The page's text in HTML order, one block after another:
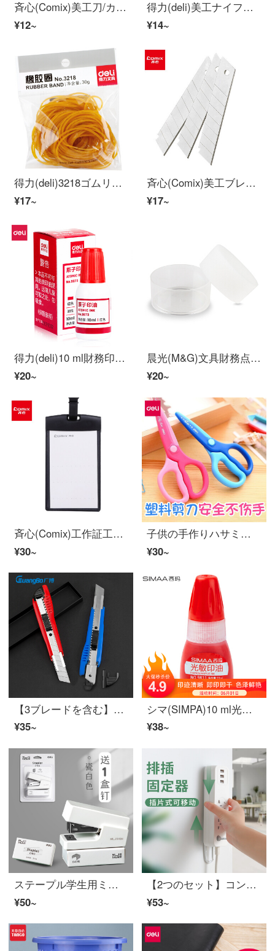
斉心(Comix)美工刀/カッター/壁紙ナイフ金属
¥12~
得力(deli)美工ナイフ携帯携帯ミニナイフ創造的なキーホルダー手作りカッター鉛筆カッター色ランダー
¥14~
得力(deli)3218ゴムリング牛皮筋30 g off商品単包
¥17~
斉心(Comix)美工ブレードSK 5精鋼9 mmトランペットブレード10錠入オーディ用品B 281
¥17~
得力(deli)10 ml財務印鑑原子印捺油赤
¥20~
晨光(M&G)文具財務点札湿手器海綿シリンダ(透明円)オッフル用品シンガーパッドASC 99301
¥20~
斉心(Comix)工作証工牌ストレーシングカードセット従業員カードセットOffice用品縦黒A 7965
¥30~
子供の手作りハサミ学生が折りたたみ式のハサミを持ち、持ち棒に傷がないように持ちます。可愛いです。漫画学習用カッターは保護カバー付き幼稚園のプラスチックハサミを使います。
¥30~
【3ブレードを含む】グアンボンン（GANgBo）大サイズ耐久美术刀カッターの切れやすい壁紙カッター自動ロックフーズ用品MG 5414
¥35~
シマ(SIMPA)10 ml光敏印油赤色感光性印鑑油財務印鑑印鑑印鑑印台専用アフィィ用品9811
¥38~
ステープル学生用ミニトランペット携帯ステープルステープル用品把持式ホッチキス小型ホッチキスステープル12号爱らしていますガリアーハース乗馬用ステープル白スツツ(ステープル+1ケースステープル)
¥50~
【2つのセット】コンセントの壁壁壁壁の壁の壁の壁に挿し込んだ差し込み板のルータ固定器の白（2つのセット）
¥53~